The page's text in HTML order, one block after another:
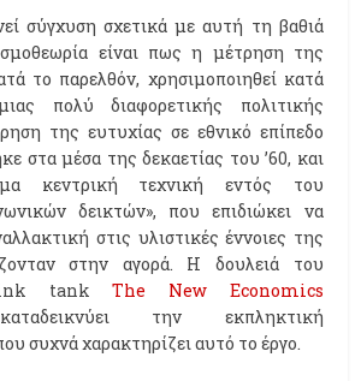
σύγχυση σχετικά με αυτή τη βαθιά
είναι πως η μέτρηση της
το παρελθόν, χρησιμοποιηθεί κατά
πολύ διαφορετικής πολιτικής
της ευτυχίας σε εθνικό επίπεδο
στα μέσα της δεκαετίας του ’60, και
κεντρική τεχνική εντός του
δεικτών», που επιδιώκει να
στις υλιστικές έννοιες της
στην αγορά. Η δουλειά του
tankThe New Economics
την εκπληκτική
συχνά χαρακτηρίζει αυτό το έργο.